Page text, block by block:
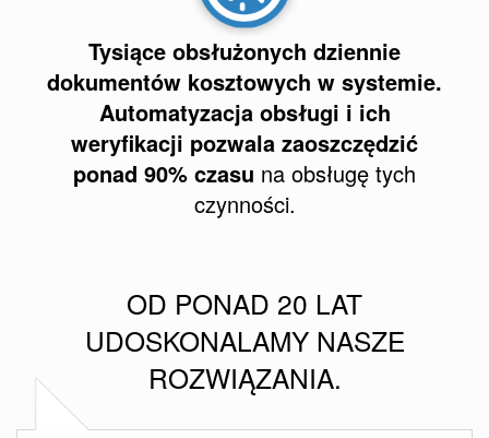
Tysiące obsłużonych dziennie
dokumentów kosztowych w systemie.
Automatyzacja obsługi i ich
weryfikacji pozwala zaoszczędzić
ponad 90% czasu na obsługę tych
czynności.
OD PONAD 20 LAT
UDOSKONALAMY NASZE
ROZWIĄZANIA.